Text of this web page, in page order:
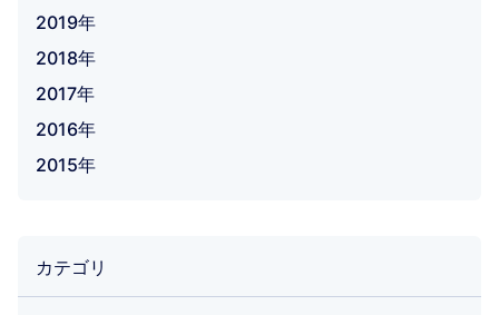
2019年
2018年
2017年
2016年
2015年
カテゴリ